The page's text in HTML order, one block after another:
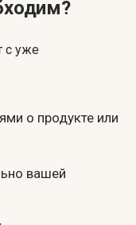
с уже
о продукте или
вашей